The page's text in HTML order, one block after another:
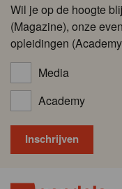
Wil je op de hoogte
(Magazine), onze
opleidingen
Media
Academy